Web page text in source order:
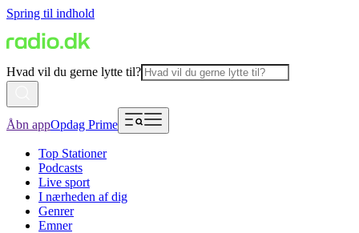
Spring til indhold
Hvad vil du gerne lytte til?
Åbn appOpdag Prime
Top Stationer
Podcasts
Live sport
I nærheden af dig
Genrer
Emner